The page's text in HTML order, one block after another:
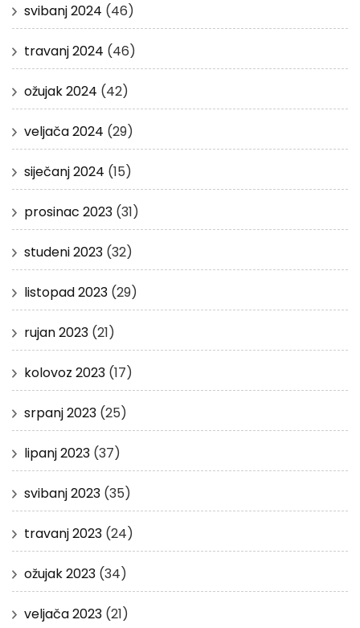
svibanj 2024 (46)
travanj 2024 (46)
ožujak 2024 (42)
veljača 2024 (29)
siječanj 2024 (15)
prosinac 2023 (31)
studeni 2023 (32)
listopad 2023 (29)
rujan 2023 (21)
kolovoz 2023 (17)
srpanj 2023 (25)
lipanj 2023 (37)
svibanj 2023 (35)
travanj 2023 (24)
ožujak 2023 (34)
veljača 2023 (21)